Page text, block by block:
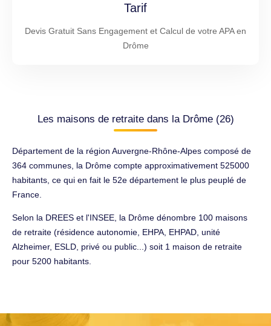
Tarif
Devis Gratuit Sans Engagement et Calcul de votre APA en
Drôme
Les maisons de retraite dans la Drôme (26)
Département de la région Auvergne-Rhône-Alpes composé de
364 communes, la Drôme compte approximativement 525000
habitants, ce qui en fait le 52e département le plus peuplé de
France.
Selon la DREES et l'INSEE, la Drôme dénombre 100 maisons
de retraite (résidence autonomie, EHPA, EHPAD, unité
Alzheimer, ESLD, privé ou public...) soit 1 maison de retraite
pour 5200 habitants.